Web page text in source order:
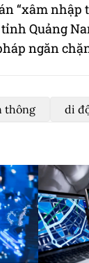
“xâm
Quảng
ngăn
thông di